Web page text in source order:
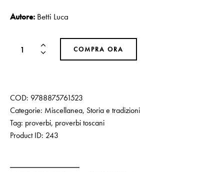
Autore: Betti Luca
COMPRA ORA
COD: 9788875761523
Categorie: Miscellanea, Storia e tradizioni
Tag: proverbi, proverbi toscani
Product ID: 243